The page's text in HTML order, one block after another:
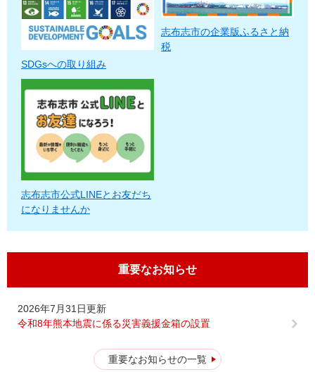
SDGsへの取り組み
志布志市の企業版ふるさと納
税
志布志市公式LINEとお友だち
になりませんか
重要なお知らせ
2026年7月31日更新
令和8年熊本地震に係る災害義援金箱の設置
重要なお知らせの一覧